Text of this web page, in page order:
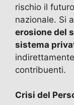
rischio il
nazionale. Si
erosione del
sistema
contribuenti.
Crisi del